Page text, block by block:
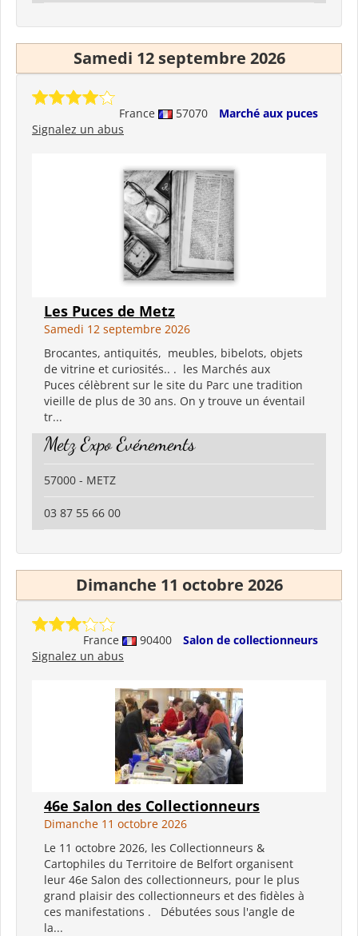
Samedi 12 septembre 2026
France 57070
Marché aux puces
Signalez un abus
Les Puces de Metz
Samedi 12 septembre 2026
Brocantes, antiquités, meubles, bibelots, objets
de vitrine et curiosités.. . les Marchés aux
Puces célèbrent sur le site du Parc une tradition
vieille de plus de 30 ans. On y trouve un éventail
tr...
Metz Expo Evénements
57000 - METZ
03 87 55 66 00
Dimanche 11 octobre 2026
France 90400
Salon de collectionneurs
Signalez un abus
46e Salon des Collectionneurs
Dimanche 11 octobre 2026
Le 11 octobre 2026, les Collectionneurs &
Cartophiles du Territoire de Belfort organisent
leur 46e Salon des collectionneurs, pour le plus
grand plaisir des collectionneurs et des fidèles à
ces manifestations . Débutées sous l'angle de
la...